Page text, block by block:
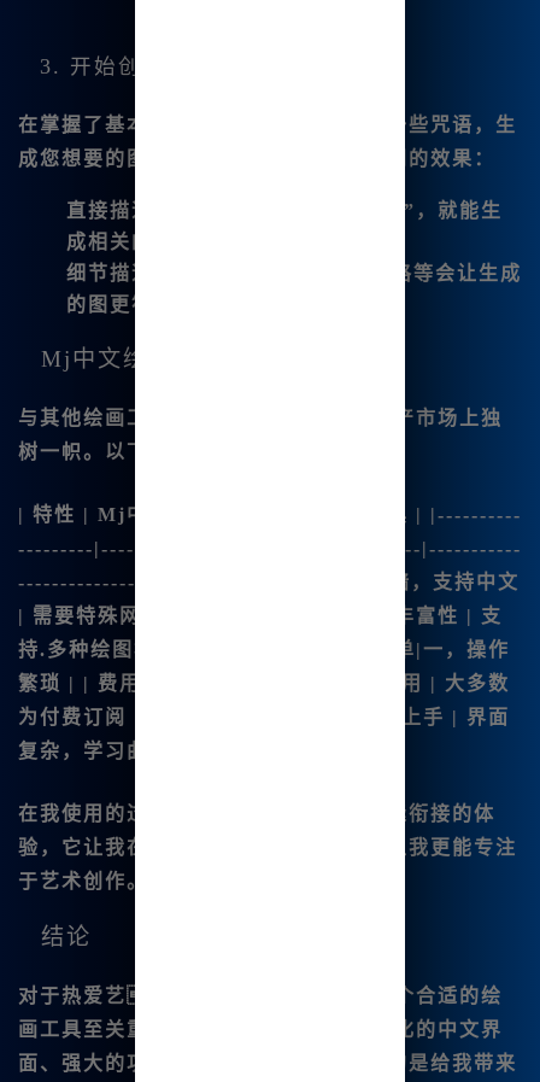
3. 开始创作
在掌握了基本操作后，您可以尝试输入一些咒语，生
成您想要的图像，不同的描述会产生不同的效果：
直接描述
：比如输入“星空下的城市”，就能生
成相关的图像。
细节描述
：可以详细描述色彩、风格等会让生成
的图更符合你的期待。
Mj中文绘画 vs 其他绘画工具
与其他绘画工具相比，
在国产市场上独
树一帜。以下是我对比的几个关键点：
| 特性 | Mj中文绘画 | 其他品牌绘画工具 | |----------
---------|--------------------------------------|-----------
--------------------| | 使用门槛 | 无需翻墙，支持中文
| 需要特殊网络环境，语言障碍 | | 功能丰富性 | 支
持.多种绘图模式，编辑功能强大 | 功能单|一，操作
繁琐 | | 费用 | 注册用户可免费无限量使用 | 大多数
为付费订阅 | | 用户体验 | 界面友好，易上手 | 界面
复杂，学习曲线陡峭 |
在我使用的过程中，我特别享受这种无缝衔接的体
验，它让我在创作时减少了诸多干扰，让我更能专注
于艺术创作。
结论
对于热爱艺术的人 来说，找到一个合适的绘
画工具至关重要。
凭借其优化的中文界
面、强大的功能和便捷的使用体验，真的是给我带来